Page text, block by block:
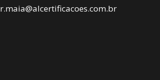
r.maia@alcertificacoes.com.br